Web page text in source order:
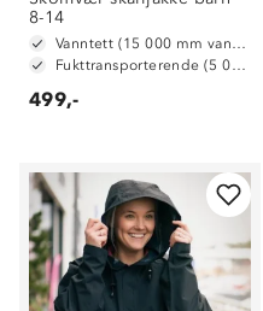
8-14
Vanntett (15 000 mm vannsøyle)
Fukttransporterende (5 000 g/ m2/ 24t)
499,-